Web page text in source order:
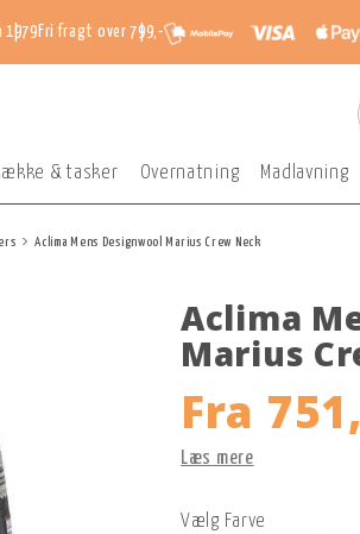
1979 Fri fragt over 799,-
& tasker Overnatning Madlavning
Aclima Mens Designwool Marius Crew Neck
Aclima
Marius
Fra
Læs mere
Vælg Farve